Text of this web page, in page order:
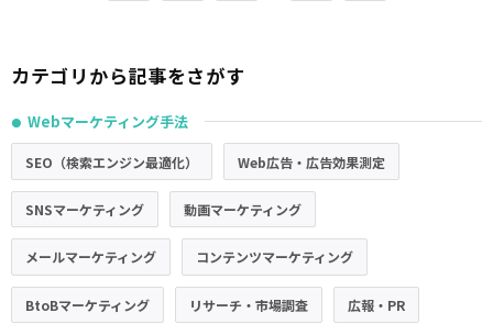
カテゴリから記事をさがす
● Webマーケティング手法
SEO（検索エンジン最適化） Web広告・広告効果測定
SNSマーケティング 動画マーケティング
メールマーケティング コンテンツマーケティング
BtoBマーケティング リサーチ・市場調査 広報・PR